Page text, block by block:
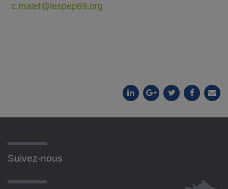
c.malet@lespep69.org
Suivez-nous